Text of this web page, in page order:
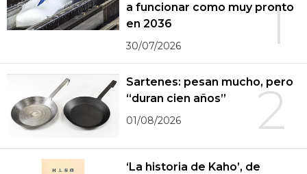
1
a funcionar como muy pronto
en 2036
30/07/2026
2
Sartenes: pesan mucho, pero
“duran cien años”
01/08/2026
‘La historia de Kaho’, de